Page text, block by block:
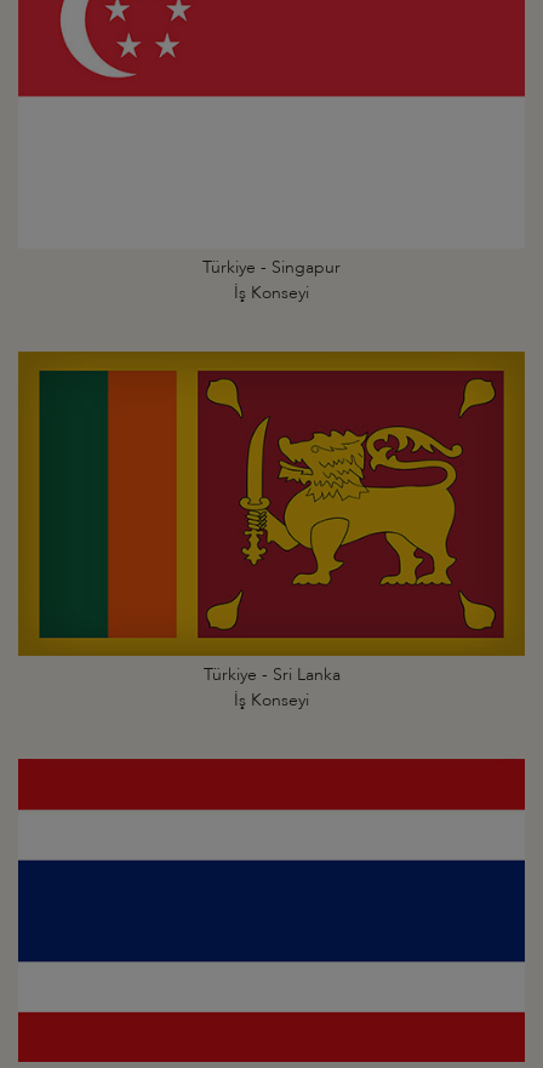
Türkiye - Singapur
İş Konseyi
Türkiye - Sri Lanka
İş Konseyi